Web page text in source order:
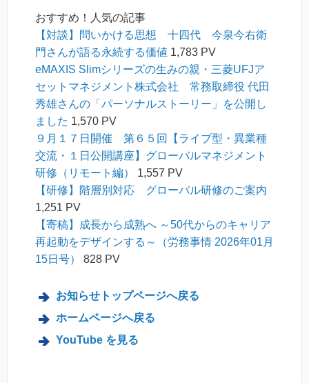
おすすめ！人気の記事
【対談】問いかける思想 十四代 今泉今右衛
門さんが語る永続する価値 1,783 PV
eMAXIS Slimシリーズの生みの親・三菱UFJア
セットマネジメント株式会社 常務取締役 代田
秀雄さんの「パーソナルストーリー」を公開し
ました 1,570 PV
９月１７日開催 第６５回【ライブ型・異業種
交流・１日公開講座】グローバルマネジメント
研修（リモート編）
1,557 PV
【研修】階層別対応 グローバル研修のご案内
1,251 PV
【寄稿】成長から成熟へ ～50代からのキャリア
再起動をデザインする～（労務事情 2026年01月
15日号）
828 PV
お知らせトップページへ戻る
ホームページへ戻る
YouTube を見る